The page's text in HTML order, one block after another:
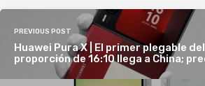
PREVIOUS POST
Huawei Pura X | El primer plegable
proporción de 16:10 llega a China;